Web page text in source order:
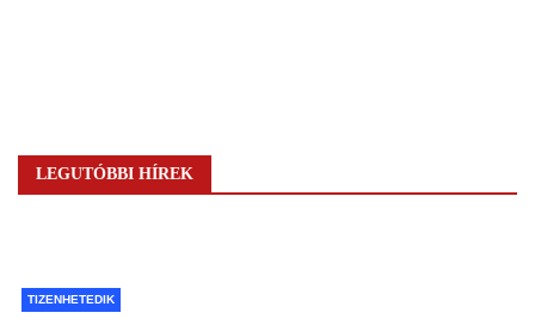
LEGUTÓBBI HÍREK
TIZENHETEDIK